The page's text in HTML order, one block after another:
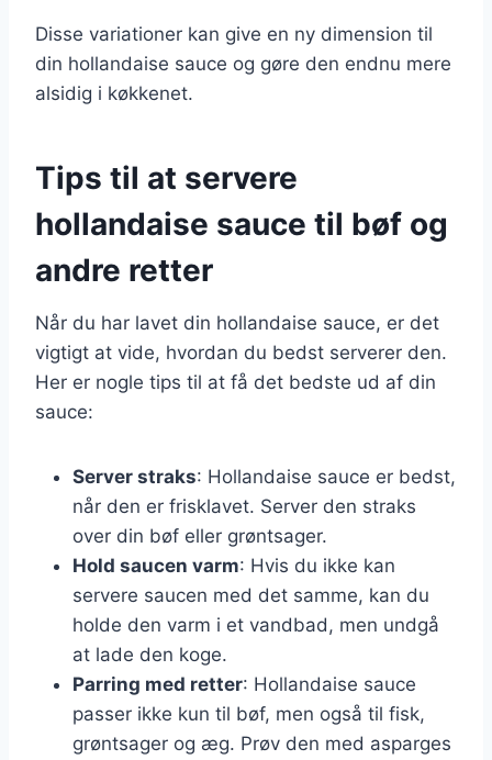
Disse variationer kan give en ny dimension til
din hollandaise sauce og gøre den endnu mere
alsidig i køkkenet.
Tips til at servere
hollandaise sauce til bøf og
andre retter
Når du har lavet din hollandaise sauce, er det
vigtigt at vide, hvordan du bedst serverer den.
Her er nogle tips til at få det bedste ud af din
sauce:
Server straks: Hollandaise sauce er bedst,
når den er frisklavet. Server den straks
over din bøf eller grøntsager.
Hold saucen varm: Hvis du ikke kan
servere saucen med det samme, kan du
holde den varm i et vandbad, men undgå
at lade den koge.
Parring med retter: Hollandaise sauce
passer ikke kun til bøf, men også til fisk,
grøntsager og æg. Prøv den med asparges